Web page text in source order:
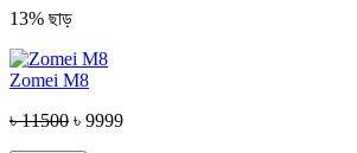
13% ছাড়
Zomei M8
৳ 11500 ৳ 9999